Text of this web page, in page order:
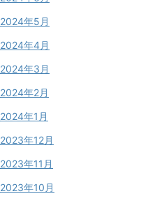
2024年5月
2024年4月
2024年3月
2024年2月
2024年1月
2023年12月
2023年11月
2023年10月